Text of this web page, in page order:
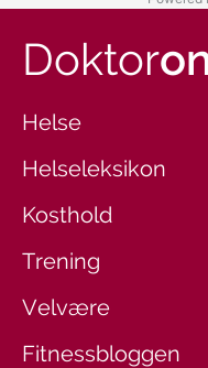
Doktor
Helse
Helseleksikon
Kosthold
Trening
Velvære
Fitnessbloggen